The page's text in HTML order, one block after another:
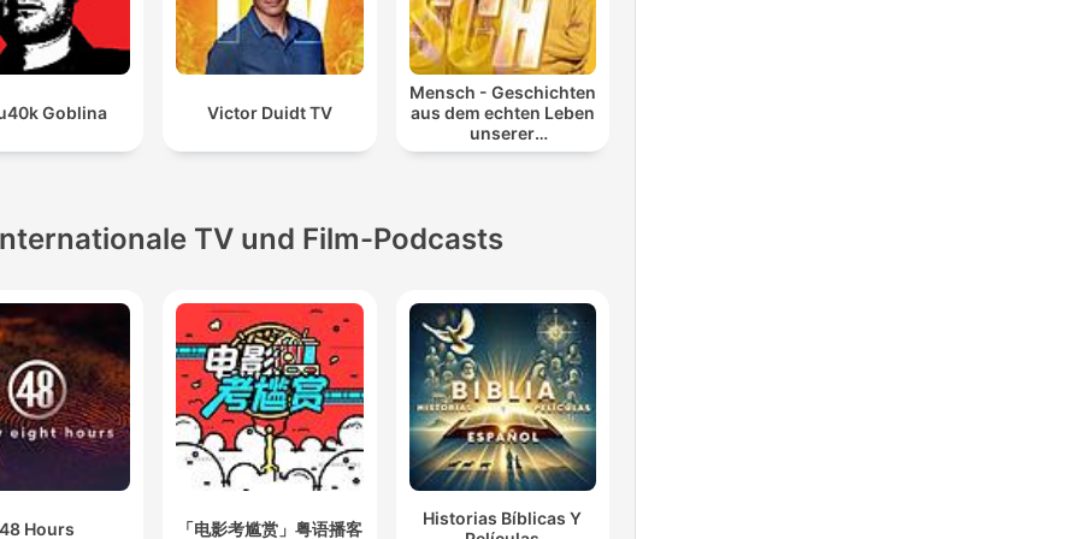
Goblina Victor Duidt TV
Mensch - Geschichten
aus dem echten Leben
unserer
Lieblingspromis
TV und Film-Podcasts
48 Hours 「电影考尴赏」粤语播客
Historias Bíblicas Y